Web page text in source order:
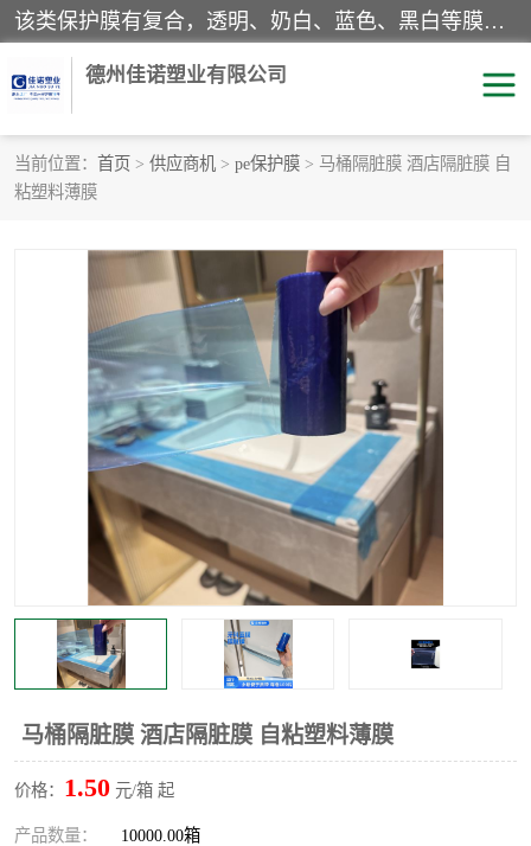
该类保护膜有复合，透明、奶白、蓝色、黑白等膜型。特高粘，高粘，中高粘，中粘，中低粘，低粘等。对于不同的粘力要求有相应的产品相适配。无胶渍残留污染。在较宽的收卷幅度下平整无皱纹，收卷长度大，利于机械化及自动化施工粘贴。为您的产品提供的表面保护解决方案。 产品广泛适用于：铝材、不锈钢、金属、塑料、电子、家电、家具、玻璃、化工材料、装饰材料等。
德州佳诺塑业有限公司
当前位置： 首页 > 供应商机 > pe保护膜 > 马桶隔脏膜 酒店隔脏膜 自
粘塑料薄膜
马桶隔脏膜 酒店隔脏膜 自粘塑料薄膜
价格： 1.50 元/箱 起
产品数量： 10000.00箱
pe保护膜
地毯保护膜 家具保护膜
拉伸缠绕膜 透明保护膜
黑白保护膜 乳白保护膜
明蓝保护膜 纯黑保护膜
印字保护膜 彩钢板保护膜
不绣钢板保护膜 两边上胶保护膜
窗缝阻风胶带 铝板保护膜
不锈钢板保护膜 一次性隔离膜